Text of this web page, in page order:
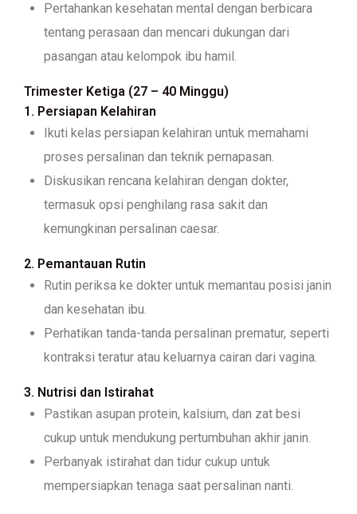
Pertahankan kesehatan mental dengan berbicara
tentang perasaan dan mencari dukungan dari
pasangan atau kelompok ibu hamil.
Trimester Ketiga (27 – 40 Minggu)
1. Persiapan Kelahiran
Ikuti kelas persiapan kelahiran untuk memahami
proses persalinan dan teknik pernapasan.
Diskusikan rencana kelahiran dengan dokter,
termasuk opsi penghilang rasa sakit dan
kemungkinan persalinan caesar.
2. Pemantauan Rutin
Rutin periksa ke dokter untuk memantau posisi janin
dan kesehatan ibu.
Perhatikan tanda-tanda persalinan prematur, seperti
kontraksi teratur atau keluarnya cairan dari vagina.
3. Nutrisi dan Istirahat
Pastikan asupan protein, kalsium, dan zat besi
cukup untuk mendukung pertumbuhan akhir janin.
Perbanyak istirahat dan tidur cukup untuk
mempersiapkan tenaga saat persalinan nanti.